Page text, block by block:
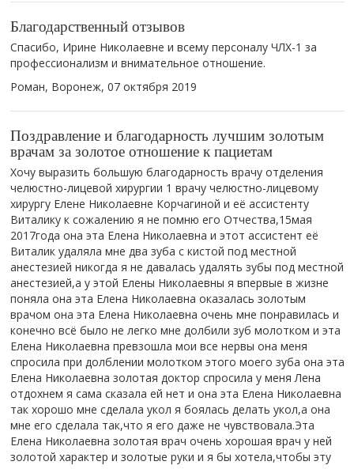
Благодарственный отзывов
Спасибо, Ирине Николаевне и всему персоналу ЧЛХ-1 за
профессионализм и внимательное отношение.
Роман, Воронеж, 07 октября 2019
Поздравление и благодарность лучшим золотым
врачам за золотое отношение к пациетам
Хочу выразить большую благодарность врачу отделения
челюстно-лицевой хирургии 1 врачу челюстно-лицевому
хирургу Елене Николаевне Корчагиной и её ассистенту
Виталику к сожалению я не помню его Отчества,15мая
2017года она эта Елена Николаевна и этот ассистент её
Виталик удаляла мне два зуба с кистой под местной
анестезией никогда я не давалась удалять зубы под местной
анестезией,а у этой Елены Николаевны я впервые в жизне
поняла она эта Елена Николаевна оказалась золотым
врачом она эта Елена Николаевна очень мне понравилась и
конечно всё было не легко мне долбили зуб молотком и эта
Елена Николаевна превзошла мои все нервы она меня
спросила при долблении молотком этого моего зуба она эта
Елена Николаевна золотая доктор спросила у меня Лена
отдохнем я сама сказала ей нет и она эта Елена Николаевна
так хорошо мне сделала укол я боялась делать укол,а она
мне его сделала так,что я его даже не чувствовала.Эта
Елена Николаевна золотая врач очень хорошая врач у ней
золотой характер и золотые руки и я бы хотела,чтобы эту